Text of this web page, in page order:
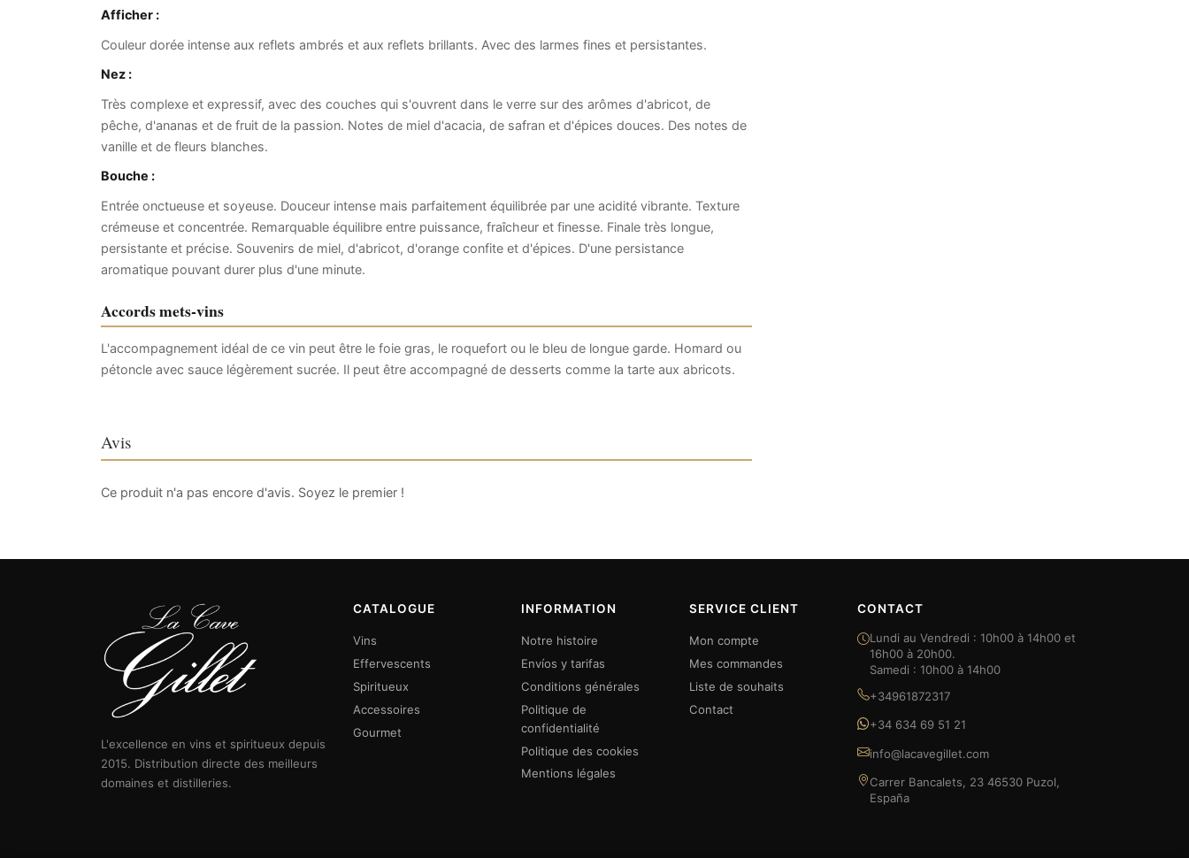
Afficher :
Couleur dorée intense aux reflets ambrés et aux reflets brillants. Avec des larmes fines et persistantes.
Nez :
Très complexe et expressif, avec des couches qui s'ouvrent dans le verre sur des arômes d'abricot, de
pêche, d'ananas et de fruit de la passion. Notes de miel d'acacia, de safran et d'épices douces. Des notes de
vanille et de fleurs blanches.
Bouche :
Entrée onctueuse et soyeuse. Douceur intense mais parfaitement équilibrée par une acidité vibrante. Texture
crémeuse et concentrée. Remarquable équilibre entre puissance, fraîcheur et finesse. Finale très longue,
persistante et précise. Souvenirs de miel, d'abricot, d'orange confite et d'épices. D'une persistance
aromatique pouvant durer plus d'une minute.
Accords mets-vins
L'accompagnement idéal de ce vin peut être le foie gras, le roquefort ou le bleu de longue garde. Homard ou
pétoncle avec sauce légèrement sucrée. Il peut être accompagné de desserts comme la tarte aux abricots.
Avis
Ce produit n'a pas encore d'avis. Soyez le premier !
L'excellence en vins et spiritueux depuis
2015. Distribution directe des meilleurs
domaines et distilleries.
CATALOGUE
Vins
Effervescents
Spiritueux
Accessoires
Gourmet
INFORMATION
Notre histoire
Envíos y tarifas
Conditions générales
Politique de
confidentialité
Politique des cookies
Mentions légales
SERVICE CLIENT
Mon compte
Mes commandes
Liste de souhaits
Contact
CONTACT
Lundi au Vendredi : 10h00 à 14h00 et
16h00 à 20h00.
Samedi : 10h00 à 14h00
+34961872317
+34 634 69 51 21
info@lacavegillet.com
Carrer Bancalets, 23 46530 Puzol,
España